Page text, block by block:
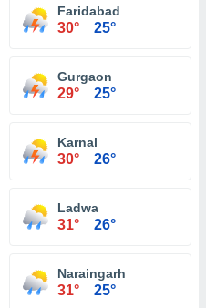
Faridabad
30° 25°
Gurgaon
29° 25°
Karnal
30° 26°
Ladwa
31° 26°
Naraingarh
31° 25°